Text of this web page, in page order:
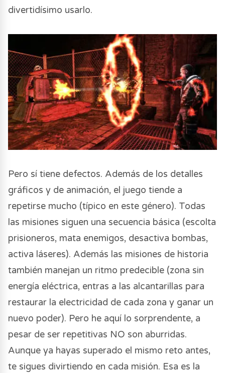
divertidísimo usarlo.
Pero sí tiene defectos. Además de los detalles
gráficos y de animación, el juego tiende a
repetirse mucho (típico en este género). Todas
las misiones siguen una secuencia básica (escolta
prisioneros, mata enemigos, desactiva bombas,
activa láseres). Además las misiones de historia
también manejan un ritmo predecible (zona sin
energía eléctrica, entras a las alcantarillas para
restaurar la electricidad de cada zona y ganar un
nuevo poder). Pero he aquí lo sorprendente, a
pesar de ser repetitivas NO son aburridas.
Aunque ya hayas superado el mismo reto antes,
te sigues divirtiendo en cada misión. Esa es la